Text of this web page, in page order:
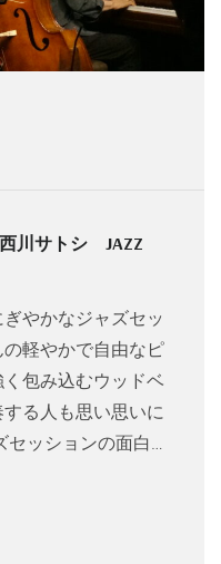
川サトシ JAZZ
やかなジャズセッ
軽やかで自由なピ
包み込むウッドベ
る人も思い思いに
セッションの面白…